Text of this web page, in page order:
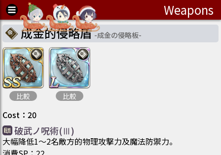
Weapons
成金的侵略盾 -成金の侵略板-
比較 比較
Cost ： 20
破武ノ呪術(Ⅲ)
大幅降低1～2名敵方的物理攻撃力及魔法防禦力。